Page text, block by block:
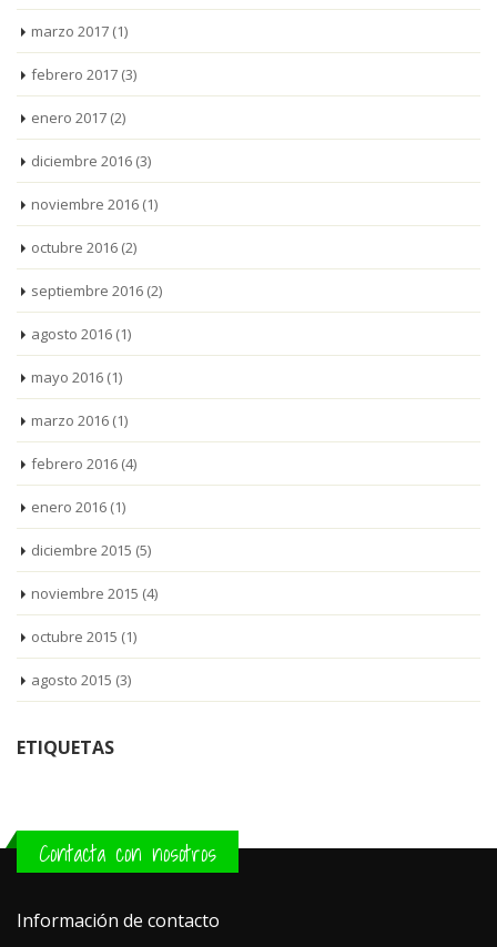
marzo 2017 (1)
febrero 2017 (3)
enero 2017 (2)
diciembre 2016 (3)
noviembre 2016 (1)
octubre 2016 (2)
septiembre 2016 (2)
agosto 2016 (1)
mayo 2016 (1)
marzo 2016 (1)
febrero 2016 (4)
enero 2016 (1)
diciembre 2015 (5)
noviembre 2015 (4)
octubre 2015 (1)
agosto 2015 (3)
ETIQUETAS
Contacta con nosotros
Información de contacto